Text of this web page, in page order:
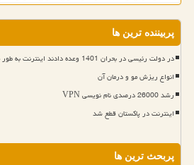
پربیننده ترین ها
در دولت رئیسی در بحران 1401 وعده دادند اینترنت به طور موقت قطع می شود اما ماندگار شد
انواع ریزش مو و درمان آن
رشد 26000 درصدی نام نویسی VPN
اینترنت در پاکستان قطع شد
پربحث ترین ها